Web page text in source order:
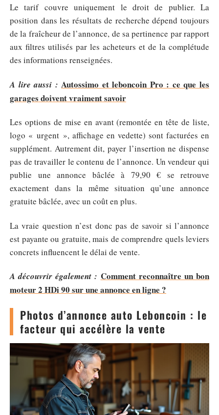
Le tarif couvre uniquement le droit de publier. La
position dans les résultats de recherche dépend toujours
de la fraîcheur de l’annonce, de sa pertinence par rapport
aux filtres utilisés par les acheteurs et de la complétude
des informations renseignées.
A lire aussi : Autossimo et leboncoin Pro : ce que les
garages doivent vraiment savoir
Les options de mise en avant (remontée en tête de liste,
logo « urgent », affichage en vedette) sont facturées en
supplément. Autrement dit, payer l’insertion ne dispense
pas de travailler le contenu de l’annonce. Un vendeur qui
publie une annonce bâclée à 79,90 € se retrouve
exactement dans la même situation qu’une annonce
gratuite bâclée, avec un coût en plus.
La vraie question n’est donc pas de savoir si l’annonce
est payante ou gratuite, mais de comprendre quels leviers
concrets influencent le délai de vente.
A découvrir également : Comment reconnaître un bon
moteur 2 HDi 90 sur une annonce en ligne ?
Photos d’annonce auto Leboncoin : le
facteur qui accélère la vente